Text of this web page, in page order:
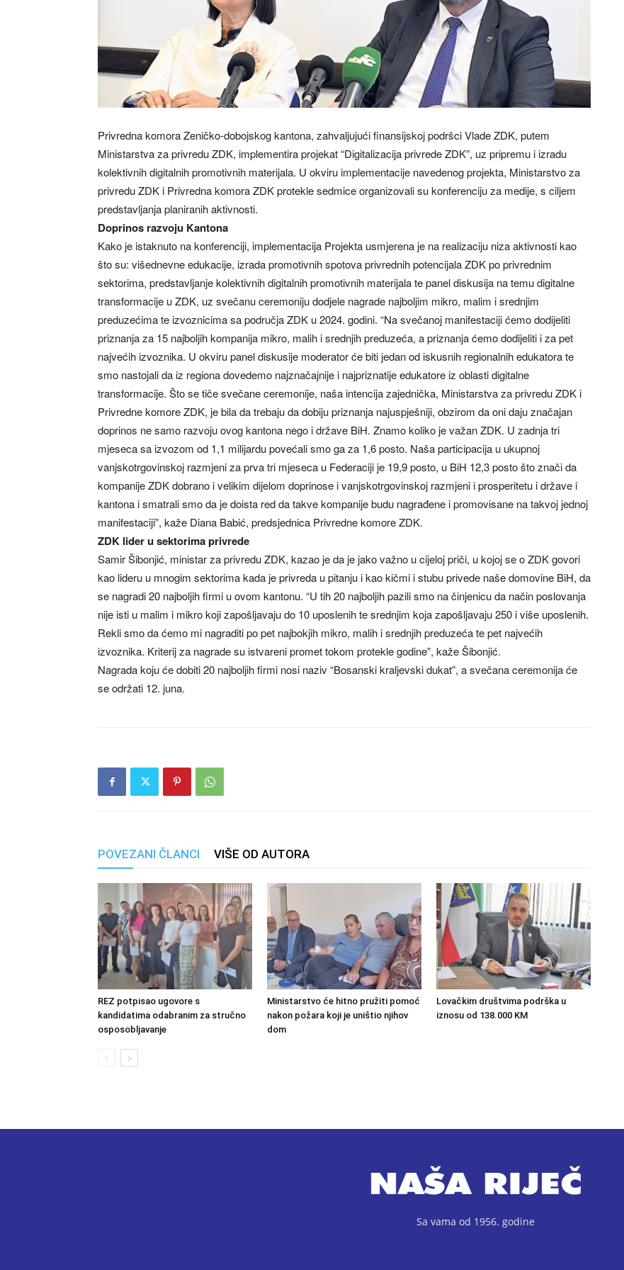
Privredna komora Zeničko-dobojskog kantona, zahvaljujući finansijskoj podršci Vlade ZDK, putem
Ministarstva za privredu ZDK, implementira projekat “Digitalizacija privrede ZDK”, uz pripremu i izradu
kolektivnih digitalnih promotivnih materijala. U okviru implementacije navedenog projekta, Ministarstvo za
privredu ZDK i Privredna komora ZDK protekle sedmice organizovali su konferenciju za medije, s ciljem
predstavljanja planiranih aktivnosti.
Doprinos razvoju Kantona
Kako je istaknuto na konferenciji, implementacija Projekta usmjerena je na realizaciju niza aktivnosti kao
što su: višednevne edukacije, izrada promotivnih spotova privrednih potencijala ZDK po privrednim
sektorima, predstavljanje kolektivnih digitalnih promotivnih materijala te panel diskusija na temu digitalne
transformacije u ZDK, uz svečanu ceremoniju dodjele nagrade najboljim mikro, malim i srednjim
preduzećima te izvoznicima sa područja ZDK u 2024. godini. “Na svečanoj manifestaciji ćemo dodijeliti
priznanja za 15 najboljih kompanija mikro, malih i srednjih preduzeća, a priznanja ćemo dodijeliti i za pet
najvećih izvoznika. U okviru panel diskusije moderator će biti jedan od iskusnih regionalnih edukatora te
smo nastojali da iz regiona dovedemo najznačajnije i najpriznatije edukatore iz oblasti digitalne
transformacije. Što se tiče svečane ceremonije, naša intencija zajednička, Ministarstva za privredu ZDK i
Privredne komore ZDK, je bila da trebaju da dobiju priznanja najuspješniji, obzirom da oni daju značajan
doprinos ne samo razvoju ovog kantona nego i države BiH. Znamo koliko je važan ZDK. U zadnja tri
mjeseca sa izvozom od 1,1 milijardu povećali smo ga za 1,6 posto. Naša participacija u ukupnoj
vanjskotrgovinskoj razmjeni za prva tri mjeseca u Federaciji je 19,9 posto, u BiH 12,3 posto što znači da
kompanije ZDK dobrano i velikim dijelom doprinose i vanjskotrgovinskoj razmjeni i prosperitetu i države i
kantona i smatrali smo da je doista red da takve kompanije budu nagrađene i promovisane na takvoj jednoj
manifestaciji”, kaže Diana Babić, predsjednica Privredne komore ZDK.
ZDK lider u sektorima privrede
Samir Šibonjić, ministar za privredu ZDK, kazao je da je jako važno u cijeloj priči, u kojoj se o ZDK govori
kao lideru u mnogim sektorima kada je privreda u pitanju i kao kičmi i stubu privede naše domovine BiH, da
se nagradi 20 najboljih firmi u ovom kantonu. “U tih 20 najboljih pazili smo na činjenicu da način poslovanja
nije isti u malim i mikro koji zapošljavaju do 10 uposlenih te srednjim koja zapošljavaju 250 i više uposlenih.
Rekli smo da ćemo mi nagraditi po pet najbokjih mikro, malih i srednjih preduzeća te pet najvećih
izvoznika. Kriterij za nagrade su istvareni promet tokom protekle godine”, kaže Šibonjić.
Nagrada koju će dobiti 20 najboljih firmi nosi naziv “Bosanski kraljevski dukat”, a svečana ceremonija će
se održati 12. juna.
POVEZANI ČLANCI VIŠE OD AUTORA
REZ potpisao ugovore s
kandidatima odabranim za stručno
osposobljavanje
Ministarstvo će hitno pružiti pomoć
nakon požara koji je uništio njihov
dom
Lovačkim društvima podrška u
iznosu od 138.000 KM
Sa vama od 1956. godine